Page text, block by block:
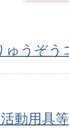
ゅうぞう
動用具